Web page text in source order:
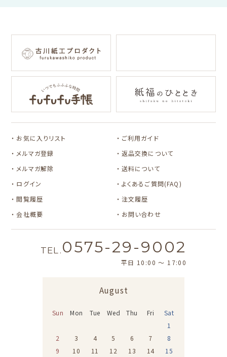
キャラクター別
ーズ
コラボ別
TEA STAND
NIPPON365 の商品を見る
お気に入りリスト
メルマガ登録
メルマガ解除
ログイン
ご利用ガイド
返品交換について
送料について
よくあるご質問(FAQ)
閲覧履歴
注文履歴
会社概要
お問い合わせ
TEL. 0575-29-9002
平日 10:00 〜 17:00
August
Sun Mon Tue Wed Thu Fri
Sat
1
2
3 4 5 6 7
8
9
10 11 12 13 14
15